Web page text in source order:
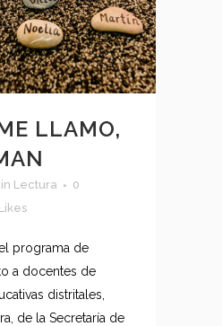
LLAMO,
in Lectura
0
Likes
programa de
a docentes de
distritales,
de la Secretaría de